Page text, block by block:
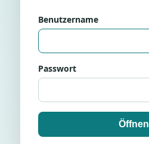
Benutzername
Passwort
Öffnen